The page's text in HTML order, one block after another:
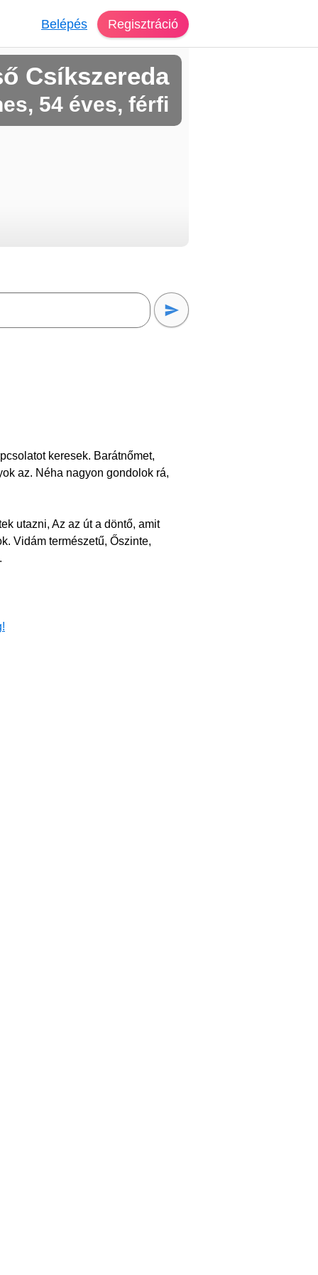
Belépés Regisztráció
Csíkszereda
54 éves, férfi
keresek. Barátnőmet,
az. Néha nagyon gondolok rá,
utazni, Az az út a döntő, amit
Vidám természetű, Őszinte,